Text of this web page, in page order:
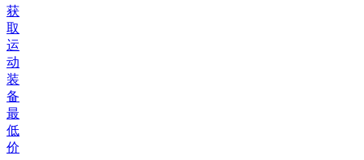
获
取
运
动
装
备
最
低
价